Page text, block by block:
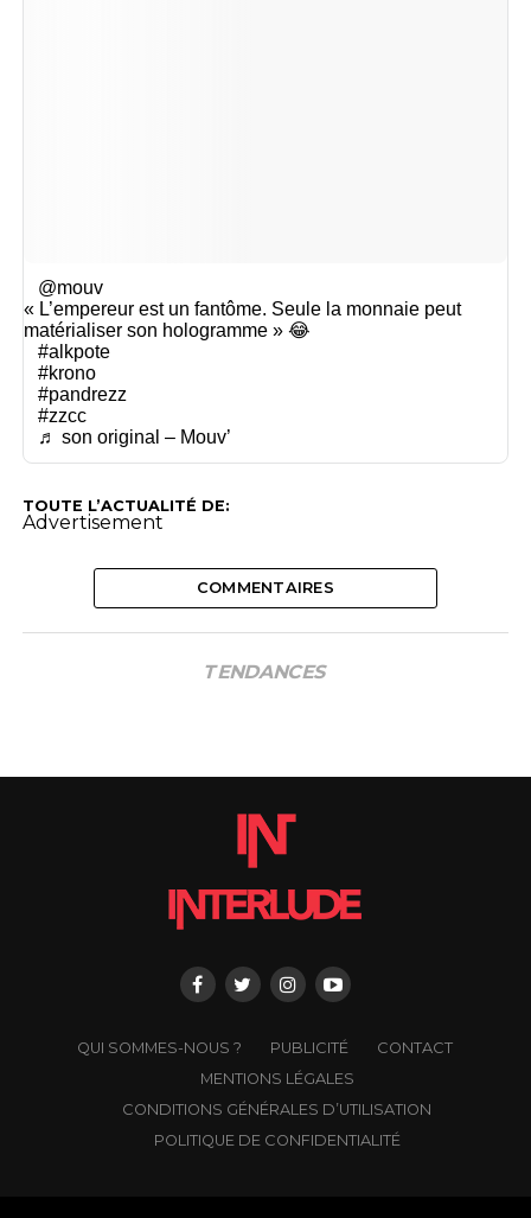
@mouv
« L’empereur est un fantôme. Seule la monnaie peut
matérialiser son hologramme » 😂
#alkpote
#krono
#pandrezz
#zzcc
♬ son original – Mouv’
TOUTE L’ACTUALITÉ DE:
Advertisement
COMMENTAIRES
TENDANCES
QUI SOMMES-NOUS ? PUBLICITÉ
CONTACT
MENTIONS LÉGALES
CONDITIONS GÉNÉRALES D’UTILISATION
POLITIQUE DE CONFIDENTIALITÉ